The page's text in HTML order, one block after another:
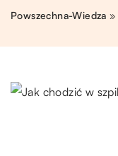
Powszechna-Wiedza »